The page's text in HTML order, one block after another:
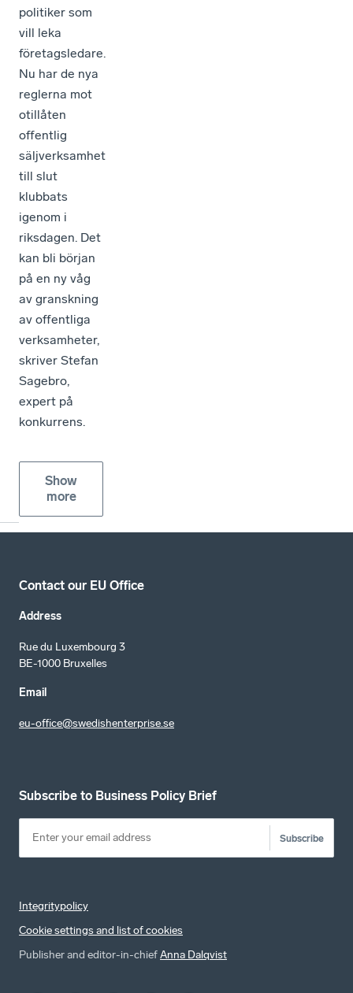
politiker som
vill leka
företagsledare.
Nu har de nya
reglerna mot
otillåten
offentlig
säljverksamhet
till slut
klubbats
igenom i
riksdagen. Det
kan bli början
på en ny våg
av granskning
av offentliga
verksamheter,
skriver Stefan
Sagebro,
expert på
konkurrens.
Show
more
Contact our EU Office
Address
Rue du Luxembourg 3
BE-1000 Bruxelles
Email
eu-office@swedishenterprise.se
Subscribe to Business Policy Brief
Subscribe
Integritypolicy
Cookie settings and list of cookies
Publisher and editor-in-chiefAnna Dalqvist